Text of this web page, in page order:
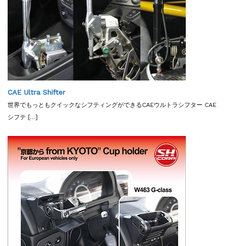
CAE Ultra Shifter
世界でもっともクイックなシフティングができるCAEウルトラシフター CAE
シフテ […]